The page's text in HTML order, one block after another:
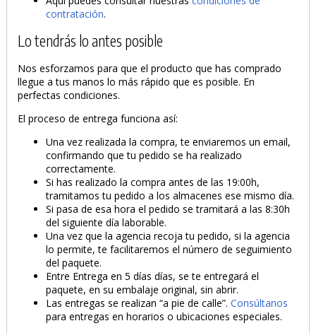
contratación.
Lo tendrás lo antes posible
Nos esforzamos para que el producto que has comprado
llegue a tus manos lo más rápido que es posible. En
perfectas condiciones.
El proceso de entrega funciona así:
Una vez realizada la compra, te enviaremos un email,
confirmando que tu pedido se ha realizado
correctamente.
Si has realizado la compra antes de las 19:00h,
tramitamos tu pedido a los almacenes ese mismo día.
Si pasa de esa hora el pedido se tramitará a las 8:30h
del siguiente día laborable.
Una vez que la agencia recoja tu pedido, si la agencia
lo permite, te facilitaremos el número de seguimiento
del paquete.
Entre Entrega en 5 días días, se te entregará el
paquete, en su embalaje original, sin abrir.
Las entregas se realizan “a pie de calle”.Consúltanos
para entregas en horarios o ubicaciones especiales.